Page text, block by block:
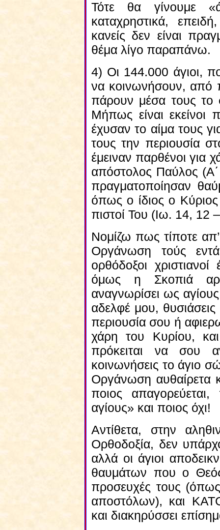
Τότε θα γίνουμε
καταχρηστικά,
κανείς δεν είναι
θέμα λίγο παραπάνω.
4) Οι 144.000 άγιοι,
να κοινωνήσουν, από
πάρουν μέσα τους το
Μήπως είναι εκείνοι
έχυσαν το αίμα τους
τους την περιουσία
έμειναν παρθένοι για
απόστολος Παύλος
πραγματοποίησαν
όπως ο ίδιος ο Κύριος
πιστοί Του (Ιω. 14, 12
Νομίζω πως τίποτε
Οργάνωση τούς
ορθόδοξοι
όμως η Σκοπιά
αναγνωρίσει ως
αδελφέ μου,
περιουσία σου ή
χάρη του Κυρίου,
πρόκειται να σου
κοινωνήσεις το άγιο
Οργάνωση αυθαίρετα
ποιος
αγίους» και ποιος όχι!
Αντίθετα, στην
Ορθοδοξία, δεν
αλλά οι άγιοι
θαυμάτων που ο Θεός
προσευχές τους
αποστόλων), και
και διακηρύσσει